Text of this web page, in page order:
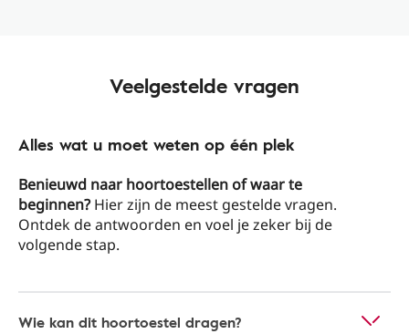
Veelgestelde vragen
Alles wat u moet weten op één plek
Benieuwd naar hoortoestellen of waar te
beginnen?Hier zijn de meest gestelde vragen.
Ontdek de antwoorden en voel je zeker bij de
volgende stap.
Wie kan dit hoortoestel dragen?